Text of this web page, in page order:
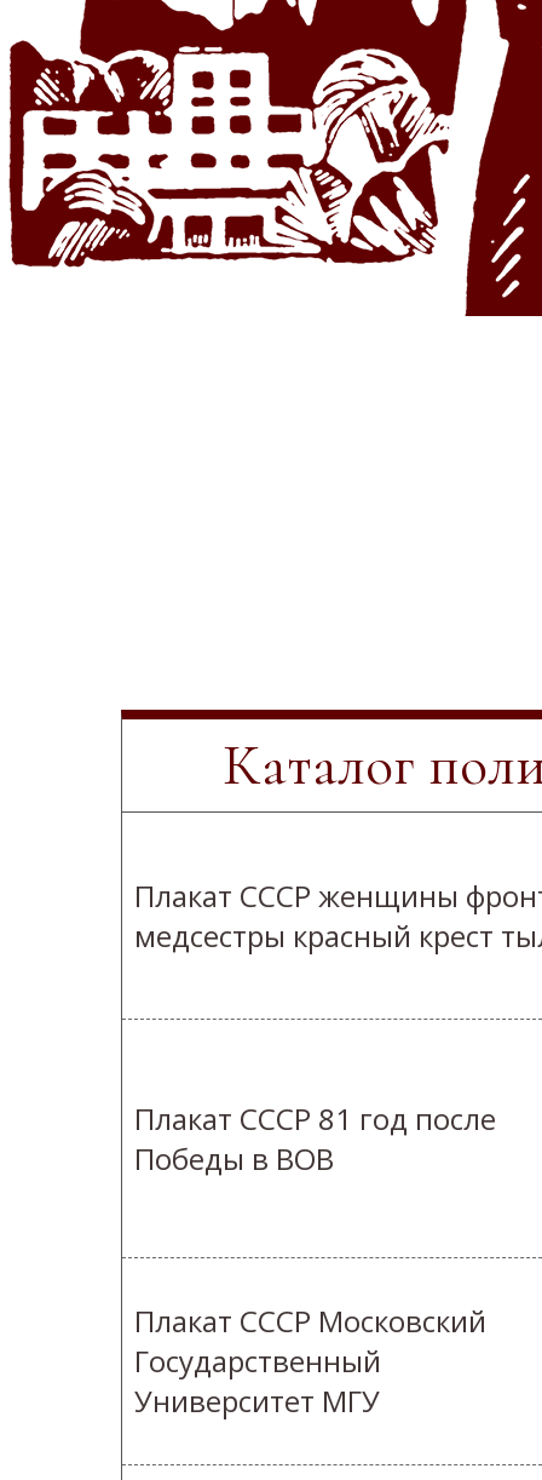
Каталог
Плакат СССР женщины
медсестры красный крест
Плакат СССР 81 год после
Победы в ВОВ
Плакат СССР Московский
Государственный
Университет МГУ